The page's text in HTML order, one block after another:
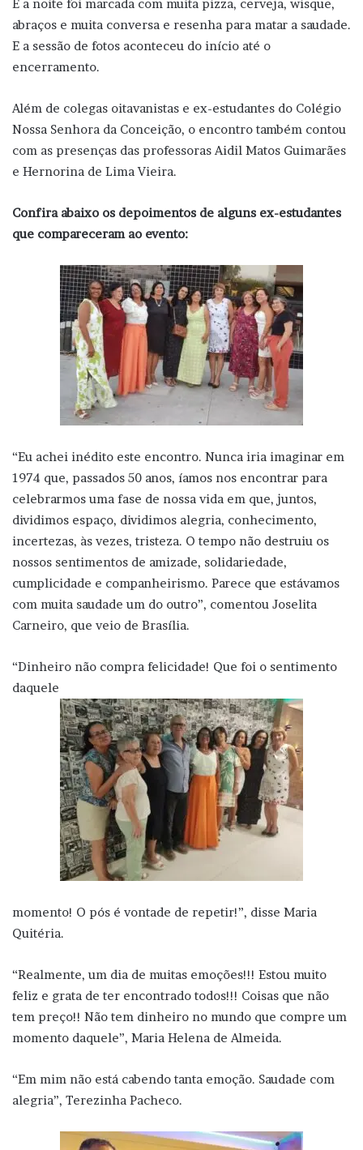
E a noite foi marcada com muita pizza, cerveja, wisque,
abraços e muita conversa e resenha para matar a saudade.
E a sessão de fotos aconteceu do início até o
encerramento.
Além de colegas oitavanistas e ex-estudantes do Colégio
Nossa Senhora da Conceição, o encontro também contou
com as presenças das professoras Aidil Matos Guimarães
e Hernorina de Lima Vieira.
Confira abaixo os depoimentos de alguns ex-estudantes
que compareceram ao evento:
“Eu achei inédito este encontro. Nunca iria imaginar em
1974 que, passados 50 anos, íamos nos encontrar para
celebrarmos uma fase de nossa vida em que, juntos,
dividimos espaço, dividimos alegria, conhecimento,
incertezas, às vezes, tristeza. O tempo não destruiu os
nossos sentimentos de amizade, solidariedade,
cumplicidade e companheirismo. Parece que estávamos
com muita saudade um do outro”, comentou Joselita
Carneiro, que veio de Brasília.
“Dinheiro não compra felicidade! Que foi o sentimento
daquele
momento! O pós é vontade de repetir!”, disse Maria
Quitéria.
“Realmente, um dia de muitas emoções!!! Estou muito
feliz e grata de ter encontrado todos!!! Coisas que não
tem preço!! Não tem dinheiro no mundo que compre um
momento daquele”, Maria Helena de Almeida.
“Em mim não está cabendo tanta emoção. Saudade com
alegria”, Terezinha Pacheco.